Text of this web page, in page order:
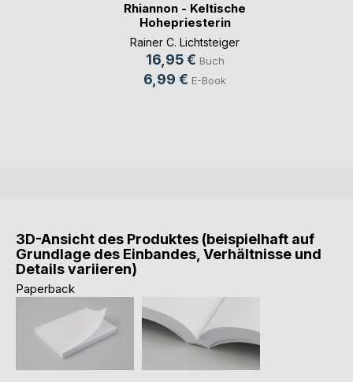
Rhiannon - Keltische
Hohepriesterin
Rainer C. Lichtsteiger
16,95 € Buch
6,99 € E-Book
3D-Ansicht des Produktes (beispielhaft auf
Grundlage des Einbandes, Verhältnisse und
Details variieren)
Paperback